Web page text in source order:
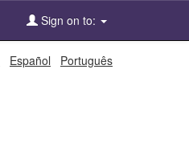
Sign on to:
Español Português